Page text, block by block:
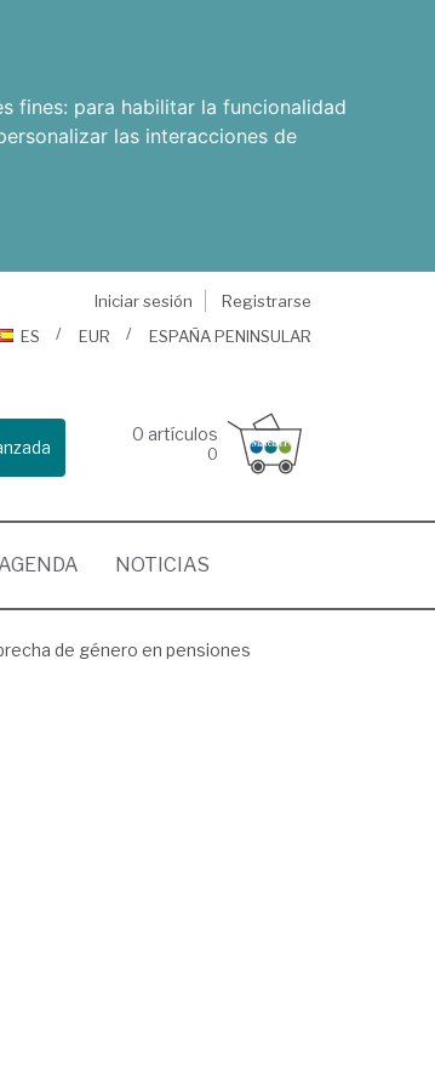
fines: para habilitar la funcionalidad
las interacciones de
Iniciar sesión
Registrarse
ES
EUR ESPAÑA PENINSULAR
0 artículos
0
NOTICIAS
de género en pensiones